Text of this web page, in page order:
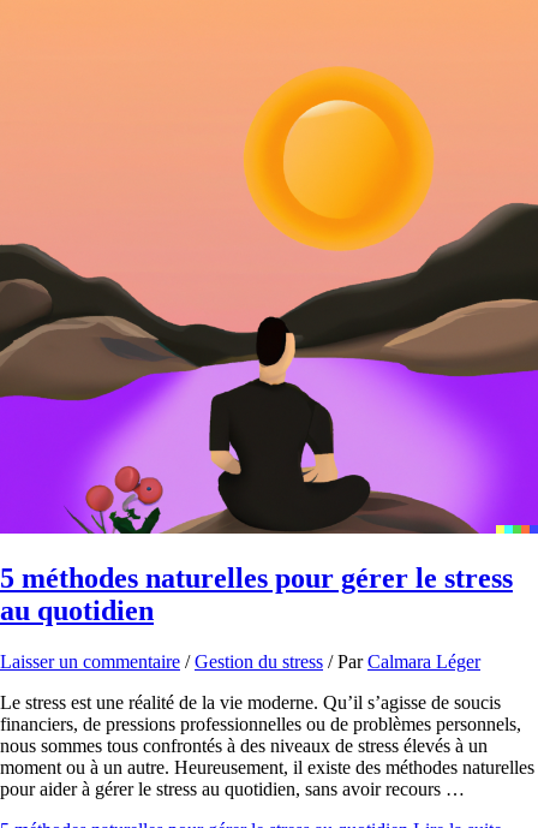
5 méthodes naturelles pour gérer le stress
au quotidien
Laisser un commentaire /Gestion du stress / ParCalmara Léger
Le stress est une réalité de la vie moderne. Qu’il s’agisse de soucis
financiers, de pressions professionnelles ou de problèmes personnels,
nous sommes tous confrontés à des niveaux de stress élevés à un
moment ou à un autre. Heureusement, il existe des méthodes naturelles
pour aider à gérer le stress au quotidien, sans avoir recours …